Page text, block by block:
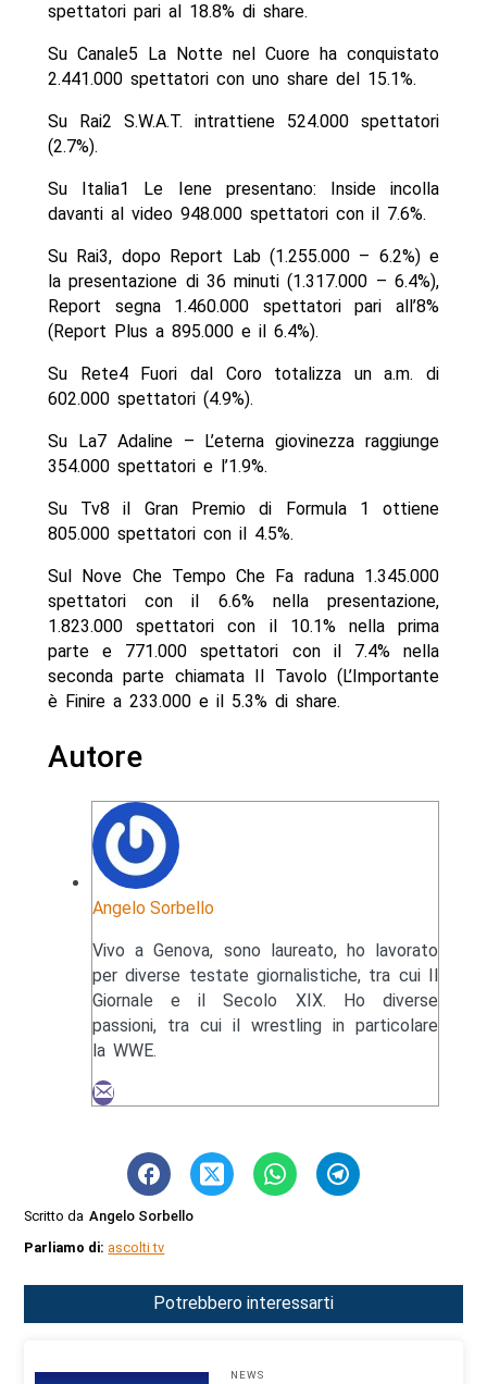
spettatori pari al 18.8% di share.
Su Canale5 La Notte nel Cuore ha conquistato
2.441.000 spettatori con uno share del 15.1%.
Su Rai2 S.W.A.T. intrattiene 524.000 spettatori
(2.7%).
Su Italia1 Le Iene presentano: Inside incolla
davanti al video 948.000 spettatori con il 7.6%.
Su Rai3, dopo Report Lab (1.255.000 – 6.2%) e
la presentazione di 36 minuti (1.317.000 – 6.4%),
Report segna 1.460.000 spettatori pari all’8%
(Report Plus a 895.000 e il 6.4%).
Su Rete4 Fuori dal Coro totalizza un a.m. di
602.000 spettatori (4.9%).
Su La7 Adaline – L’eterna giovinezza raggiunge
354.000 spettatori e l’1.9%.
Su Tv8 il Gran Premio di Formula 1 ottiene
805.000 spettatori con il 4.5%.
Sul Nove Che Tempo Che Fa raduna 1.345.000
spettatori con il 6.6% nella presentazione,
1.823.000 spettatori con il 10.1% nella prima
parte e 771.000 spettatori con il 7.4% nella
seconda parte chiamata Il Tavolo (L’Importante
è Finire a 233.000 e il 5.3% di share.
Autore
Angelo Sorbello
Vivo a Genova, sono laureato, ho lavorato
per diverse testate giornalistiche, tra cui Il
Giornale e il Secolo XIX. Ho diverse
passioni, tra cui il wrestling in particolare
la WWE.
Scritto da Angelo Sorbello
Parliamo di: ascolti tv
Potrebbero interessarti
NEWS